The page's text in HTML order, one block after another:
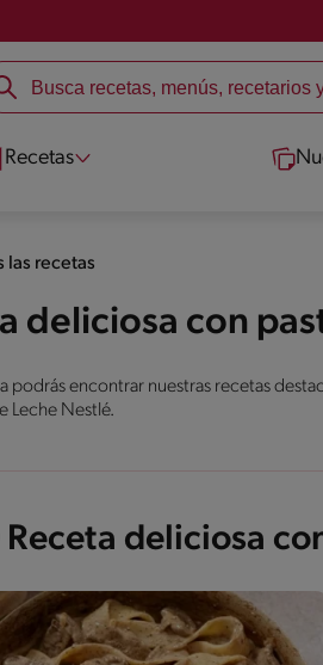
Recetas
las recetas
deliciosa con
podrás encontrar nuestras recetas
Leche Nestlé.
Receta deliciosa